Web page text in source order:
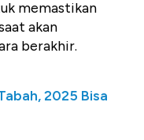
memastikan
akan
berakhir.
2025 Bisa